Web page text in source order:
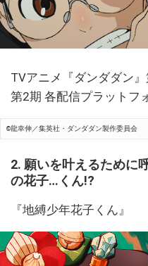
TVアニメ『ダンダダン
第2期 各配信プラットフ
©龍幸伸／集英社・ダンダダン製作委員会
2. 願いを叶えるために
の花子…くん!?
『地縛少年花子くん』